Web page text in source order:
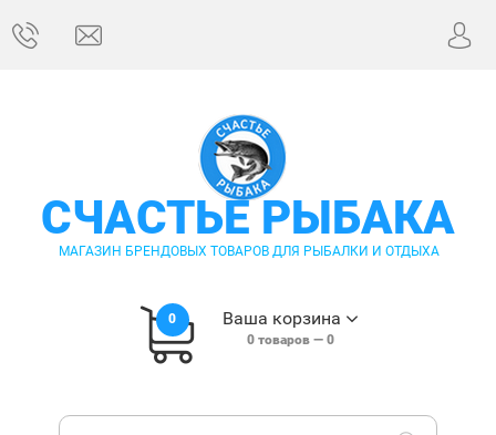
СЧАСТЬЕ РЫБАКА
МАГАЗИН БРЕНДОВЫХ ТОВАРОВ ДЛЯ РЫБАЛКИ И ОТДЫХА
0 Ваша корзина
0товаров — 0